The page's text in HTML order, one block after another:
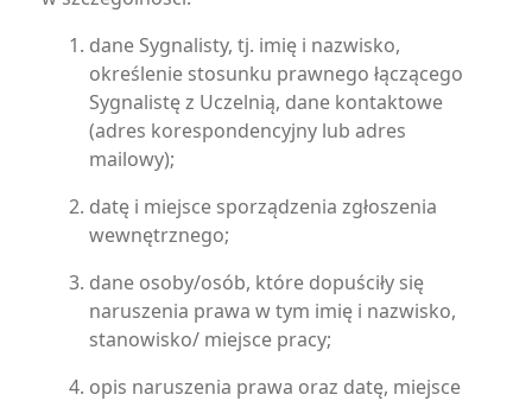
dane Sygnalisty, tj. imię i nazwisko,
określenie stosunku prawnego łączącego
Sygnalistę z Uczelnią, dane kontaktowe
(adres korespondencyjny lub adres
mailowy);
datę i miejsce sporządzenia zgłoszenia
wewnętrznego;
dane osoby/osób, które dopuściły się
naruszenia prawa w tym imię i nazwisko,
stanowisko/ miejsce pracy;
opis naruszenia prawa oraz datę, miejsce